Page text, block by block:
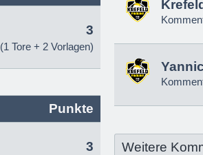
3
(1 Tore + 2 Vorlagen)
Punkte
3 Weitere